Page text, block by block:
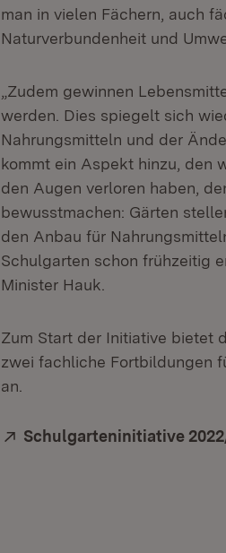
man in vielen Fächern, auch
Naturverbundenheit und
„Zudem gewinnen
werden. Dies spiegelt sich
Nahrungsmitteln und der
kommt ein Aspekt hinzu, den
den Augen verloren haben,
bewusstmachen: Gärten
den Anbau für
Schulgarten schon frühzeitig
Minister Hauk.
Zum Start der Initiative bietet
zwei fachliche Fortbildungen
an.
Extern:
Schulgarteninitiative